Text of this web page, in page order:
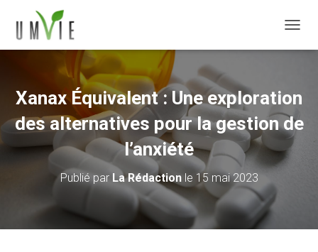
Xanax Équivalent : Une exploration
des alternatives pour la gestion de
l’anxiété
Publié par La Rédactionle 15 mai 2023